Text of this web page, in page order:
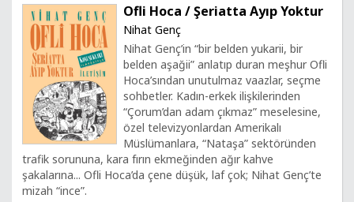
Ofli Hoca / Şeriatta Ayıp Yoktur
Nihat Genç
Nihat Genç’in “bir belden yukarii, bir
belden aşağii” anlatıp duran meşhur Ofli
Hoca’sından unutulmaz vaazlar, seçme
sohbetler. Kadın-erkek ilişkilerinden
“Çorum’dan adam çıkmaz” meselesine,
özel televizyonlardan Amerikalı
Müslümanlara, “Nataşa” sektöründen
trafik sorununa, kara fırın ekmeğinden ağır kahve
şakalarına... Ofli Hoca’da çene düşük, laf çok; Nihat Genç’te
mizah “ince”.